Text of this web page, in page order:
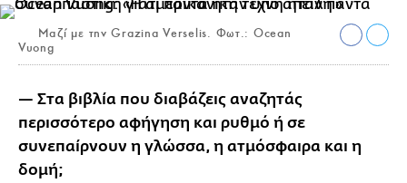
Μαζί με την Grazina Verselis. Φωτ.: Ocean
Vuong
— Στα βιβλία που διαβάζεις αναζητάς
περισσότερο αφήγηση και ρυθμό ή σε
συνεπαίρνουν η γλώσσα, η ατμόσφαιρα και η
δομή;